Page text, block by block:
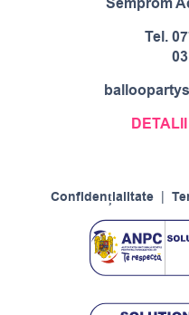
Tel.
Confidențialitate |